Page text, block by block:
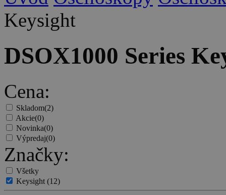
Keysight
DSOX1000 Series
Cena:
Skladom(2)
Akcie(0)
Novinka(0)
Výpredaj(0)
Značky:
Všetky
Keysight(12)